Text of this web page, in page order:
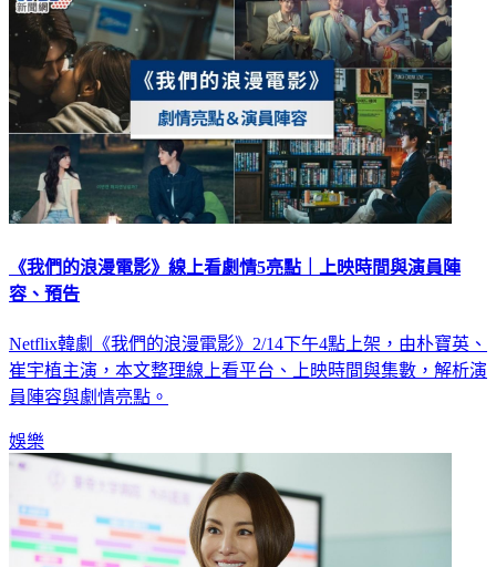
《我們的浪漫電影》線上看劇情5亮點｜上映時間與演員陣
容、預告
Netflix韓劇《我們的浪漫電影》2/14下午4點上架，由朴寶英、
崔宇植主演，本文整理線上看平台、上映時間與集數，解析演
員陣容與劇情亮點。
娛樂